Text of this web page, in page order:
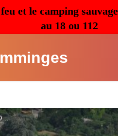
et le camping
au 18 ou 112
ISLE-EN-DODON - MAIRIE L ISLE EN DODON